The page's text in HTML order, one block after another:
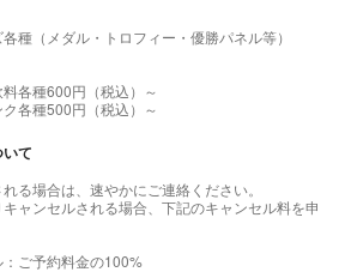
種（メダル・トロフィー・優勝パネル等）
各種600円（税込）～
各種500円（税込）～
て
る場合は、速やかにご連絡ください。
ャンセルされる場合、下記のキャンセル料を申
ご予約料金の100%